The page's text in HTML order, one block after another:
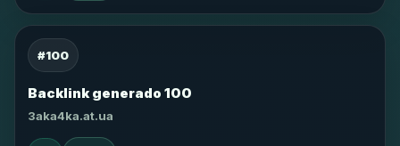
#100
Backlink generado 100
3aka4ka.at.ua